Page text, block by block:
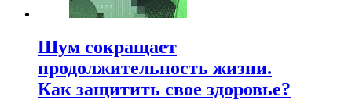
Шум сокращает
продолжительность жизни.
Как защитить свое здоровье?